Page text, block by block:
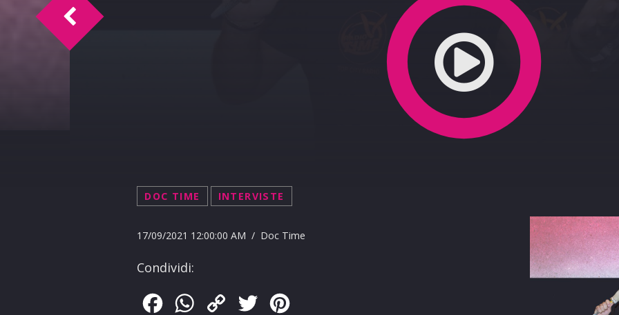
DOC TIME INTERVISTE
17/09/2021 12:00:00 AM / Doc Time
Condividi:
FacebookWhatsApp
Copy
Twitter
Doc Time intervista Associazione culturale 5 sensi 17-9-2021